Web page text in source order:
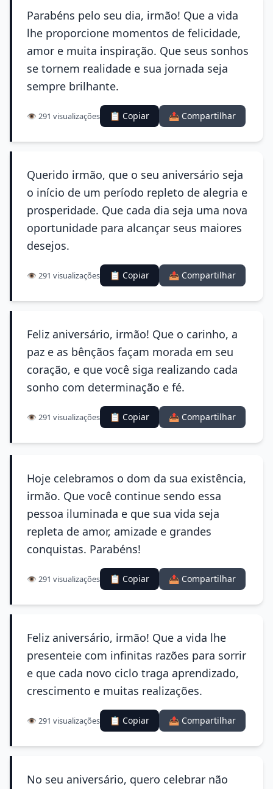
Parabéns pelo seu dia, irmão! Que a vida
lhe proporcione momentos de felicidade,
amor e muita inspiração. Que seus sonhos
se tornem realidade e sua jornada seja
sempre brilhante.
👁️ 291 visualizações 📋 Copiar 📤 Compartilhar
Querido irmão, que o seu aniversário seja
o início de um período repleto de alegria e
prosperidade. Que cada dia seja uma nova
oportunidade para alcançar seus maiores
desejos.
👁️ 291 visualizações 📋 Copiar 📤 Compartilhar
Feliz aniversário, irmão! Que o carinho, a
paz e as bênçãos façam morada em seu
coração, e que você siga realizando cada
sonho com determinação e fé.
👁️ 291 visualizações 📋 Copiar 📤 Compartilhar
Hoje celebramos o dom da sua existência,
irmão. Que você continue sendo essa
pessoa iluminada e que sua vida seja
repleta de amor, amizade e grandes
conquistas. Parabéns!
👁️ 291 visualizações 📋 Copiar 📤 Compartilhar
Feliz aniversário, irmão! Que a vida lhe
presenteie com infinitas razões para sorrir
e que cada novo ciclo traga aprendizado,
crescimento e muitas realizações.
👁️ 291 visualizações 📋 Copiar 📤 Compartilhar
No seu aniversário, quero celebrar não